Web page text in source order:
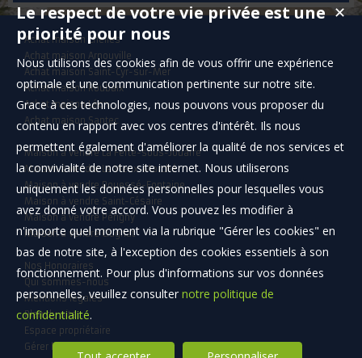
Achat maison Chelles
Achat maison Arnouville
Achat maison Saint-Cyr-sur-Mer
Achat maison Roubaix
Achat maison Léon
Achat maison Santec
Maison à vendre La Ferté-sous-Jouarre
Maison à vendre Le Vieux-Marché
Maison à vendre Rouessé-Fontaine
Maison à vendre Saint-Césaire
Maison à vendre Périgny
Maison à vendre Clugnat
Nos Honoraires
Qui sommes-nous
Mentions légales
Plan du site
Espace propriétaire
Gérer les cookies
✕
Le respect de votre vie privée est une
priorité pour nous
Nous utilisons des cookies afin de vous offrir une expérience
optimale et une communication pertinente sur notre site.
Grace à ces technologies, nous pouvons vous proposer du
contenu en rapport avec vos centres d'intérêt. Ils nous
permettent également d'améliorer la qualité de nos services et
la convivialité de notre site internet. Nous utiliserons
uniquement les données personnelles pour lesquelles vous
avez donné votre accord. Vous pouvez les modifier à
n'importe quel moment via la rubrique "Gérer les cookies" en
bas de notre site, à l'exception des cookies essentiels à son
fonctionnement. Pour plus d'informations sur vos données
personnelles, veuillez consulter notre politique de
confidentialité.